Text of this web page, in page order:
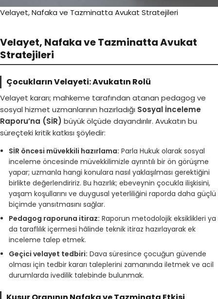
Velayet, Nafaka ve Tazminatta Avukat Stratejileri
Velayet, Nafaka ve Tazminatta Avukat
Stratejileri
Çocukların Velayeti: Avukatın Rolü
Velayet kararı; mahkeme tarafından atanan pedagog ve
sosyal hizmet uzmanlarının hazırladığı Sosyal İnceleme
Raporu’na (SİR) büyük ölçüde dayandırılır. Avukatın bu
süreçteki kritik katkısı şöyledir:
SİR öncesi müvekkili hazırlama: Parla Hukuk olarak sosyal
inceleme öncesinde müvekkilimizle ayrıntılı bir ön görüşme
yapar; uzmanla hangi konulara nasıl yaklaşılması gerektiğini
birlikte değerlendiririz. Bu hazırlık; ebeveynin çocukla ilişkisini,
yaşam koşullarını ve duygusal yeterliliğini raporda daha güçlü
biçimde yansıtmasını sağlar.
Pedagog raporuna itiraz: Raporun metodolojik eksiklikleri ya
da taraflılık içermesi hâlinde teknik itiraz hazırlayarak ek
inceleme talep etmek.
Geçici velayet tedbiri: Dava süresince çocuğun güvende
olması için tedbir kararı taleplerini zamanında iletmek ve acil
durumlarda ivedilik talebinde bulunmak.